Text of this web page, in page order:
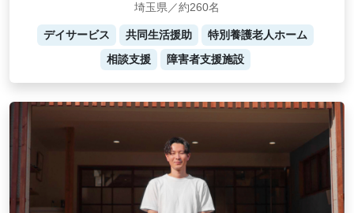
埼玉県／約260名
デイサービス 共同生活援助
特別養護老人ホーム
相談支援
障害者支援施設